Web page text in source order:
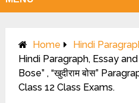
Home
Hindi
Hindi Paragraph, Essay
Bose” , “खुदीराम बोस”
Class 12 Class Exams.